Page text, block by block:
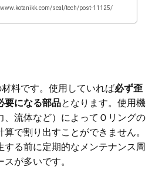
seal/tech/post-11125/
料です。使用していれば必ず歪
要になる部品となります。使用機
、流体など）によってＯリングの
で割り出すことができません。
する前に定期的なメンテナンス周
が多いです。